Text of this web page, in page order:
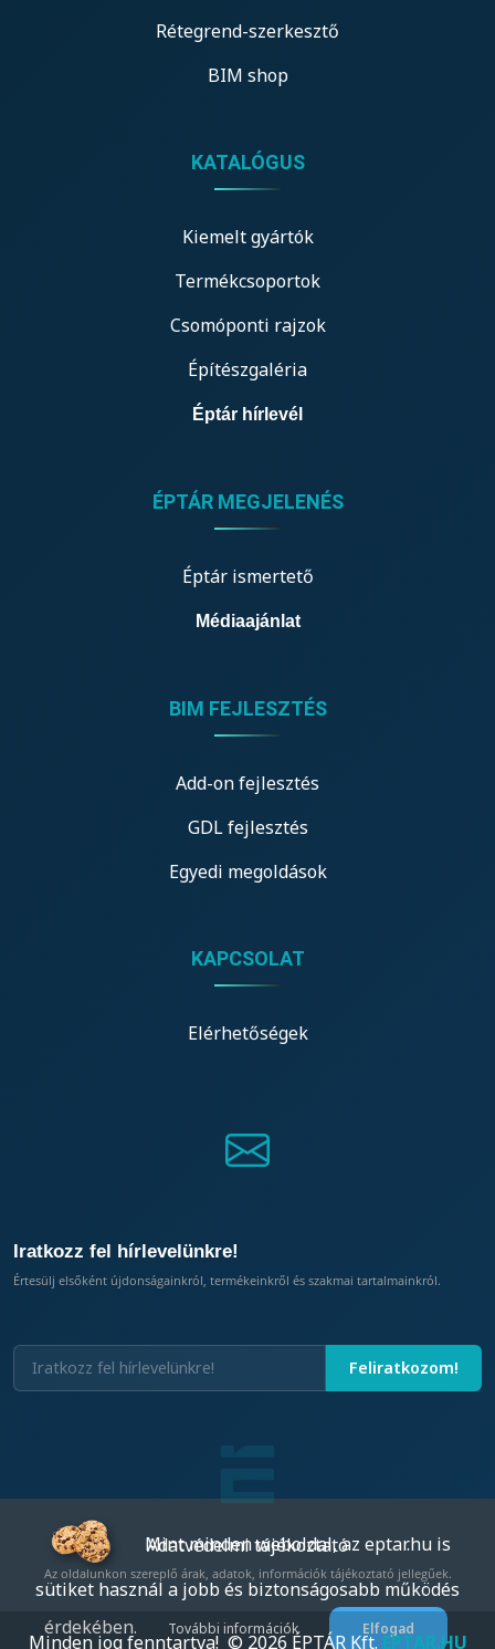
Rétegrend-szerkesztő
BIM shop
KATALÓGUS
Kiemelt gyártók
Termékcsoportok
Csomóponti rajzok
Építészgaléria
Éptár hírlevél
ÉPTÁR MEGJELENÉS
Éptár ismertető
Médiaajánlat
BIM FEJLESZTÉS
Add-on fejlesztés
GDL fejlesztés
Egyedi megoldások
KAPCSOLAT
Elérhetőségek
Iratkozz fel hírlevelünkre!
Értesülj elsőként újdonságainkról, termékeinkről és szakmai tartalmainkról.
Adatvédelmi tájékoztató
Az oldalunkon szereplő árak, adatok, információk tájékoztató jellegűek.
Minden jog fenntartva! © 2026 ÉPTÁR Kft. EPTAR.HU
Mint minden weboldal, az eptar.hu is
sütiket használ a jobb és biztonságosabb működés
érdekében.
További információk Elfogad